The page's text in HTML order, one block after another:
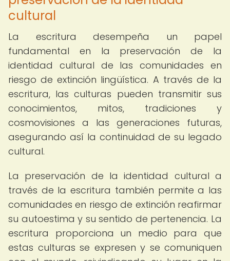
cultural
La escritura desempeña un papel
fundamental en la preservación de la
identidad cultural de las comunidades en
riesgo de extinción lingüística. A través de la
escritura, las culturas pueden transmitir sus
conocimientos, mitos, tradiciones y
cosmovisiones a las generaciones futuras,
asegurando así la continuidad de su legado
cultural.
La preservación de la identidad cultural a
través de la escritura también permite a las
comunidades en riesgo de extinción reafirmar
su autoestima y su sentido de pertenencia. La
escritura proporciona un medio para que
estas culturas se expresen y se comuniquen